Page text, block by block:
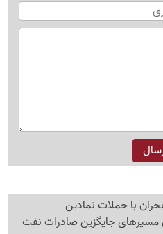
با حملات نمادین
مسیرهای جایگزین صادرات نفت